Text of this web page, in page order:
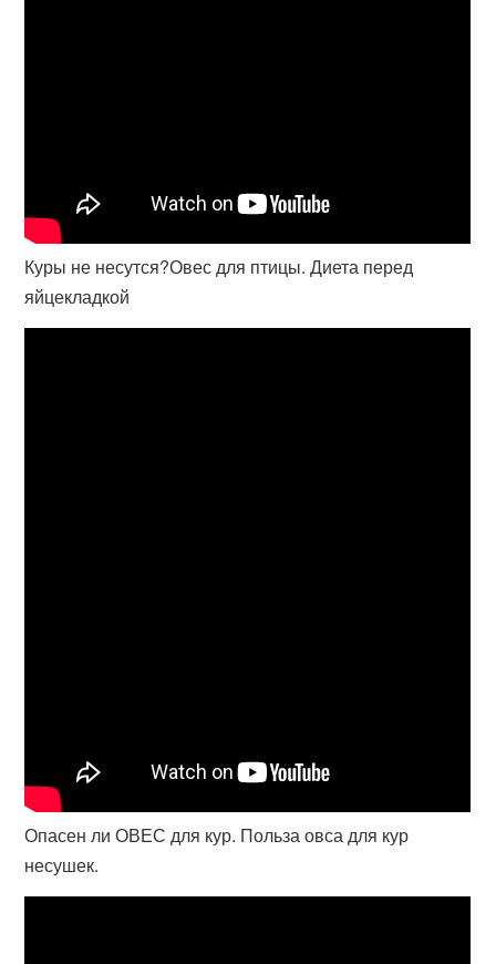
Куры не несутся?Овес для птицы. Диета перед
яйцекладкой
Опасен ли ОВЕС для кур. Польза овса для кур
несушек.